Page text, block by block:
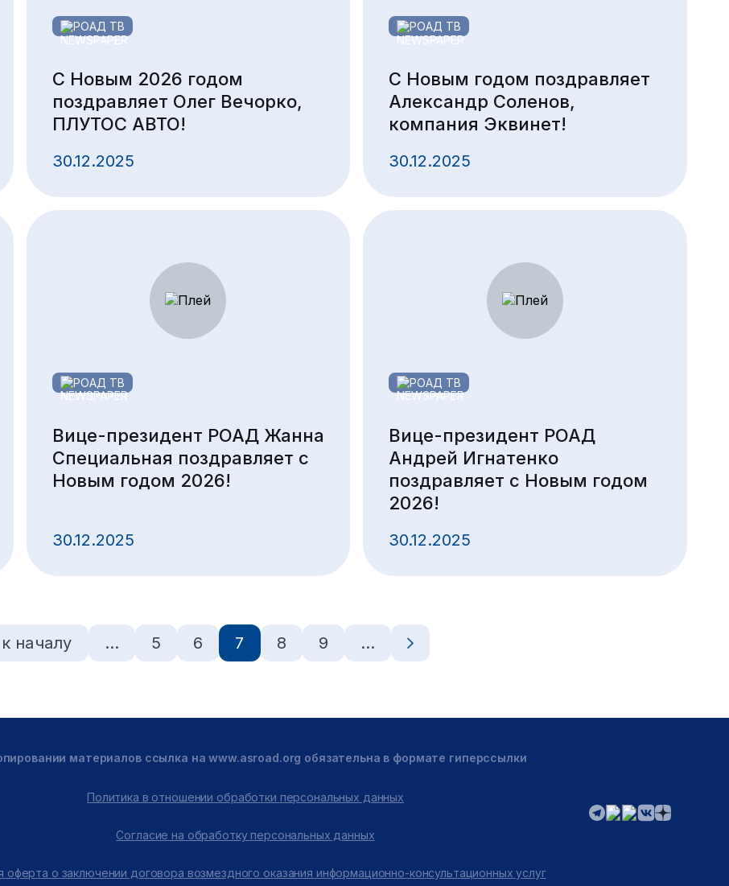
РОАД ТВ
С Новым 2026 годом
поздравляет Олег Вечорко,
ПЛУТОС АВТО!
30.12.2025
РОАД ТВ
С Новым годом поздравляет
Александр Соленов,
компания Эквинет!
30.12.2025
РОАД ТВ
Вице-президент РОАД Жанна
Специальная поздравляет с
Новым годом 2026!
30.12.2025
РОАД ТВ
Вице-президент РОАД
Андрей Игнатенко
поздравляет с Новым годом
2026!
30.12.2025
к началу … 5 6 7 8 9 …
материалов ссылка на www.asroad.org обязательна в формате гиперссылки
Политика в отношении обработки персональных данных
Согласие на обработку персональных данных
оферта о заключении договора возмездного оказания информационно-консультационных услуг